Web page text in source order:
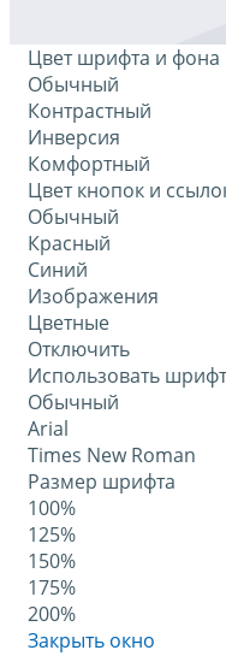
Цвет шрифта и фона
Обычный
Контрастный
Инверсия
Комфортный
Цвет кнопок и
Обычный
Красный
Синий
Изображения
Цветные
Отключить
Использовать шрифт
Обычный
Arial
Times New Roman
Размер шрифта
100%
125%
150%
175%
200%
Закрыть окно